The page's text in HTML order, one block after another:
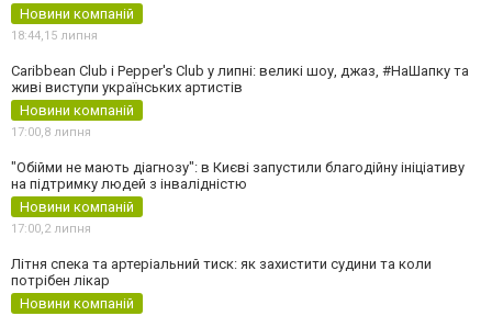
Новини компаній
18:44,15 липня
Caribbean Club і Pepper's Club у липні: великі шоу, джаз, #НаШапку та
живі виступи українських артистів
Новини компаній
17:00,8 липня
"Обійми не мають діагнозу": в Києві запустили благодійну ініціативу
на підтримку людей з інвалідністю
Новини компаній
17:00,2 липня
Літня спека та артеріальний тиск: як захистити судини та коли
потрібен лікар
Новини компаній